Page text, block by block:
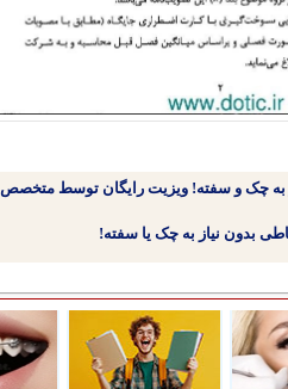
به چک و سفته! ویزیت رایگان توسط متخصص